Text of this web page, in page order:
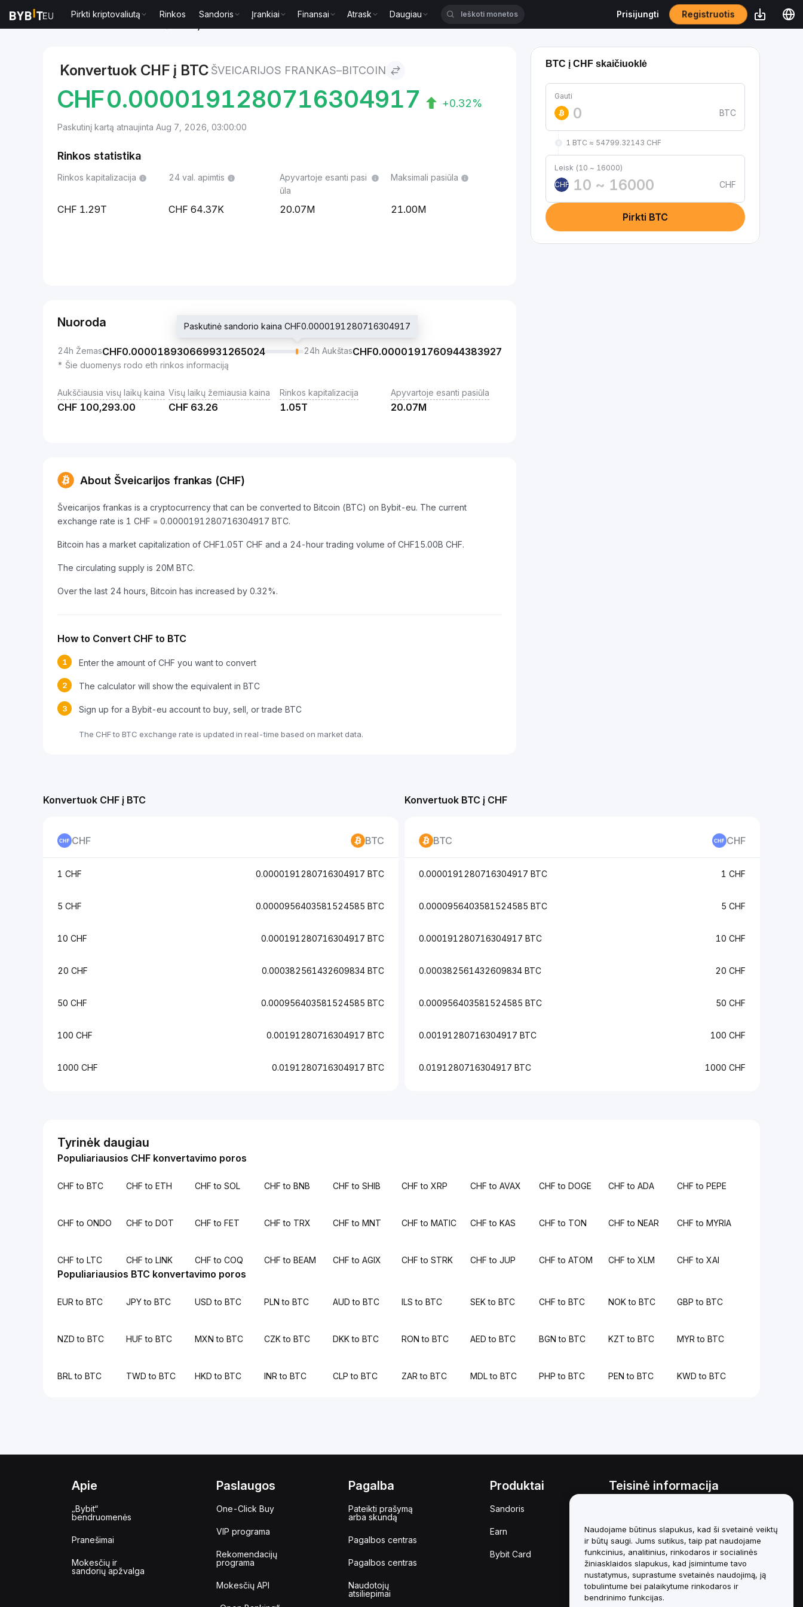
Pirkti kriptovaliutą Rinkos Sandoris Įrankiai Finansai Atrask Daugiau Prisijungti Registruotis
Konvertuok CHF į BTC ŠVEICARIJOS FRANKAS–BITCOIN
CHF0.0000191280716304917 +0.32%
Paskutinį kartą atnaujinta Aug 7, 2026, 03:00:00
Rinkos statistika
Rinkos kapitalizacija
1.29T
24 val. apimtis
64.37K
Apyvartoje esanti pasi
ūla
20.07M
Maksimali pasiūla
21.00M
Nuoroda
24h ŽemasCHF0.000018930669931265024
Paskutinė sandorio kaina CHF0.0000191280716304917
24h AukštasCHF0.0000191760944383927
* Šie duomenys rodo eth rinkos informaciją
Aukščiausia visų laikų kaina
CHF 100,293.00
Visų laikų žemiausia kaina
CHF 63.26
Rinkos kapitalizacija
1.05T
Apyvartoje esanti pasiūla
20.07M
About Šveicarijos frankas (CHF)
Šveicarijos frankas is a cryptocurrency that can be converted to Bitcoin (BTC) on Bybit-eu. The current
exchange rate is 1 CHF = 0.0000191280716304917 BTC.
Bitcoin has a market capitalization of CHF1.05T CHF and a 24-hour trading volume of CHF15.00B CHF.
The circulating supply is 20M BTC.
Over the last 24 hours, Bitcoin has increased by 0.32%.
How to Convert CHF to BTC
1 Enter the amount of CHF you want to convert
2 The calculator will show the equivalent in BTC
3 Sign up for a Bybit-eu account to buy, sell, or trade BTC
The CHF to BTC exchange rate is updated in real-time based on market data.
BTC į CHF skaičiuoklė
Gauti
BTC
1 BTC ≈ 54799.32143 CHF
Leisk (10 ~ 16000)
CHF
CHF
Pirkti BTC
Konvertuok BTC į CHF
BTC CHF
0.0000191280716304917 BTC 1 CHF
0.0000956403581524585 BTC 5 CHF
0.000191280716304917 BTC 10 CHF
0.000382561432609834 BTC 20 CHF
0.000956403581524585 BTC 50 CHF
0.00191280716304917 BTC 100 CHF
0.0191280716304917 BTC 1000 CHF
Konvertuok CHF į BTC
CHF BTC
1 CHF 0.0000191280716304917 BTC
5 CHF 0.0000956403581524585 BTC
10 CHF 0.000191280716304917 BTC
20 CHF 0.000382561432609834 BTC
50 CHF 0.000956403581524585 BTC
100 CHF 0.00191280716304917 BTC
1000 CHF 0.0191280716304917 BTC
Tyrinėk daugiau
Populiariausios CHF konvertavimo poros
CHF to BTC CHF to ETH CHF to SOL CHF to BNB CHF to SHIB CHF to XRP CHF to AVAX CHF to DOGE CHF to ADA CHF to PEPE
CHF to ONDO CHF to DOT CHF to FET CHF to TRX CHF to MNT CHF to MATIC CHF to KAS CHF to TON CHF to NEAR CHF to MYRIA
CHF to LTC CHF to LINK CHF to COQ CHF to BEAM CHF to AGIX CHF to STRK CHF to JUP CHF to ATOM CHF to XLM CHF to XAI
Populiariausios BTC konvertavimo poros
EUR to BTC JPY to BTC USD to BTC PLN to BTC AUD to BTC ILS to BTC SEK to BTC CHF to BTC NOK to BTC GBP to BTC
NZD to BTC HUF to BTC MXN to BTC CZK to BTC DKK to BTC RON to BTC AED to BTC BGN to BTC KZT to BTC MYR to BTC
BRL to BTC TWD to BTC HKD to BTC INR to BTC CLP to BTC ZAR to BTC MDL to BTC PHP to BTC PEN to BTC KWD to BTC
Apie
„Bybit“
bendruomenės
Pranešimai
Mokesčių ir
sandorių apžvalga
Paslaugos
One-Click Buy
VIP programa
Rekomendacijų
programa
Mokesčių API
Pagalba
Pateikti prašymą
arba skundą
Pagalbos centras
Pagalbos centras
Naudotojų
atsiliepimai
Produktai
Sandoris
Earn
Bybit Card
Teisinė informacija
Saugojimo ir administravimo
politikos santrauka
ESG informacija
Crypto-Asset White Papers
Naudojame būtinus slapukus, kad ši svetainė veiktų
ir būtų saugi. Jums sutikus, taip pat naudojame
funkcinius, analitinius, rinkodaros ir socialinės
žiniasklaidos slapukus, kad įsimintume tavo
nustatymus, suprastume svetainės naudojimą, ją
tobulintume bei palaikytume rinkodaros ir
bendrinimo funkcijas.